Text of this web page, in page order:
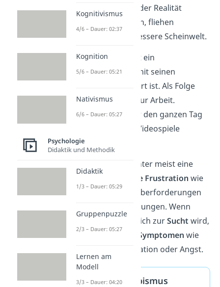
den Problemen aus der Realität
auseinanderzusetzen, fliehen
Betroffene in eine bessere Scheinwelt.
EinBeispiel dafür ist ein
Arbeitskollege, der mit seinen
Aufgaben überfordert ist. Als Folge
geht er nicht mehr zur Arbeit.
Stattdessen bleibt er den ganzen Tag
zu Hause und ist in Videospiele
vertieft.
Als Ursache ist dahinter meist eine
tieferliegende Frustration wie
Schicksalsschläge, Überforderungen
oder zu hohe Erwartungen. Wenn
Eskapismus tatsächlich zurSucht wird,
erkennst du das an
Symptomen wie
Realitätsverlust, Isolation oder Angst.
Definition Eskapismus
Kognitivismus
4/6 – Dauer: 02:37
Kognition
5/6 – Dauer: 05:21
Nativismus
6/6 – Dauer: 05:27
Psychologie
Didaktik und Methodik
Didaktik
1/3 – Dauer: 05:29
Gruppenpuzzle
2/3 – Dauer: 05:27
Lernen am
Modell
3/3 – Dauer: 04:20